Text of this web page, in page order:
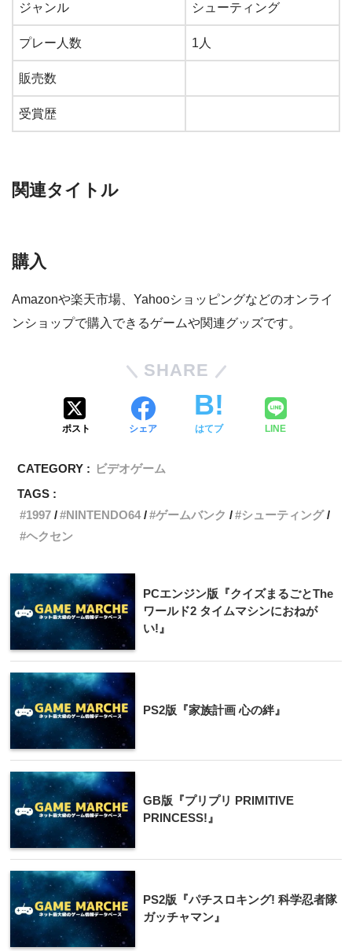
ジャンル シューティング
プレー人数 1人
販売数
受賞歴
関連タイトル
購入
Amazonや楽天市場、Yahooショッピングなどのオンライ
ンショップで購入できるゲームや関連グッズです。
SHARE
ポスト シェア はてブ LINE
CATEGORY : ビデオゲーム
TAGS :
1997
NINTENDO64 ゲームバンク
シューティング
ヘクセン
PCエンジン版『クイズまるごとThe
ワールド2 タイムマシンにおねが
い!』
PS2版『家族計画 心の絆』
GB版『プリプリ PRIMITIVE
PRINCESS!』
PS2版『パチスロキング! 科学忍者隊
ガッチャマン』